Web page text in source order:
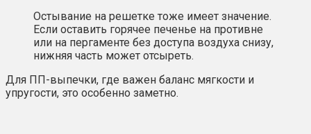
Остывание на решетке тоже имеет значение.
Если оставить горячее печенье на противне
или на пергаменте без доступа воздуха снизу,
нижняя часть может отсыреть.
Для ПП-выпечки, где важен баланс мягкости и
упругости, это особенно заметно.